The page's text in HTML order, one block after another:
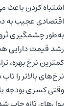
اشتباه کردن باعث
اقتصادی عجیب به
به‌طور چشمگیری
رشد قیمت دارایی
کمترین نرخ بهره،
نرخ‌های بالاتر را تاب
وقتی کسری بودجه